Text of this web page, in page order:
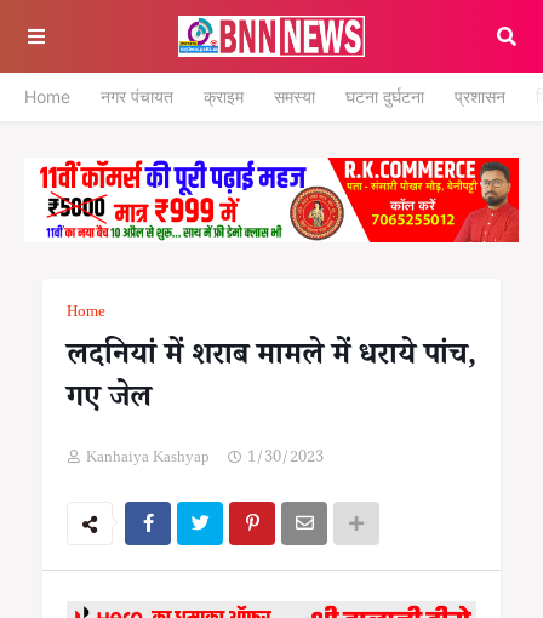
Home नगर पंचायत क्राइम समस्या घटना दुर्घटना प्रशासन
Home
लदनियां में शराब मामले में धराये पांच,
गए जेल
Kanhaiya Kashyap 1/30/2023